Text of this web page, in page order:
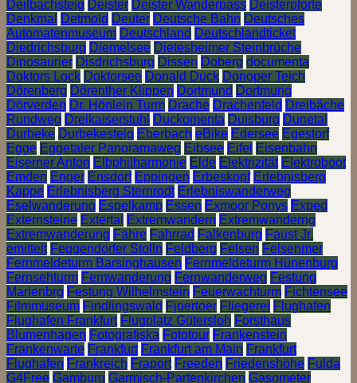
Deilbachsteig Deister Deister Wanderpass Deisterpforte
Denkmal
Detmold Deuter Deutsche Bahn Deutsches
Automatenmuseum Deutschland Deutschlandticket
Diedrichsburg Diemelsee Dietesheimer Steinbrüche
Dinosaurier Disdrichsburg Dissen Doberg documenta
Doktors Lock Doktorsee Donald Duck Donoper Teich
Dörenberg Dörenther Klippen Dortmund Dortmung
Dörverden Dr. Hönlein Turm Drache Drachenfeld Dreibäche
Rundweg Dreikaiserstuhl Duckomenta Duisburg Dunetal
Durbeke Durbekesteig Eberbach eBike Edersee Egestorf
Egge Eggetaler Panoramaweg Eibsee Eifel Eisenbahn
Eiserner Anton Elbphilharmonie Elde Elektrizität Elektroboot
Emden Enger Ensdorf Eppingen Erbeskopf Erlebnisberg
Kappe Erlebnisberg Sternrodt Erlebniswanderweg
Eselwanderung Espelkamp Essen Exmoor Ponys Exped
Externsteine Extertal Extremwandern Extremwanderng
Extremwanderung Fähre Fahrrad Falkenburg Faust Jr.
emittelt Feggendorfer Stolln Feldberg Felsen Felsenmer
Fernmeldeturm Barsinghausen Fernmeldeturm Hünenburg
Fernsehturm Fernwanderung Fernwanderweg Festung
Marienbrg Festung Wilhelmstein Feuerwachturm Fichtensee
Filmmuseum Findlingswald Fjoertoer Fliegerei Flughafen
Flughafen Frankfurt Flugplatz Gütersloh Forsthaus
Blumenhagen Fotografiska Fototour Frankenstein
Frankenwarte Frankfurt Frankfurt am Main Frankfurt
Flughafen Frankreich Fraport Freeden Friedenshöhe Fulda
G4Free Gamburg Garmisch-Partenkirchen Gasometer